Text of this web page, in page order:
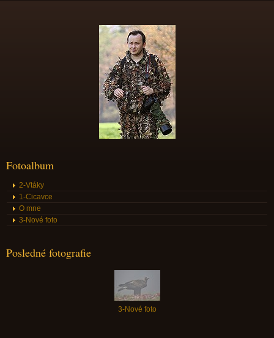
Fotoalbum
2-Vtáky
1-Cicavce
O mne
3-Nové foto
Posledné fotografie
3-Nové foto